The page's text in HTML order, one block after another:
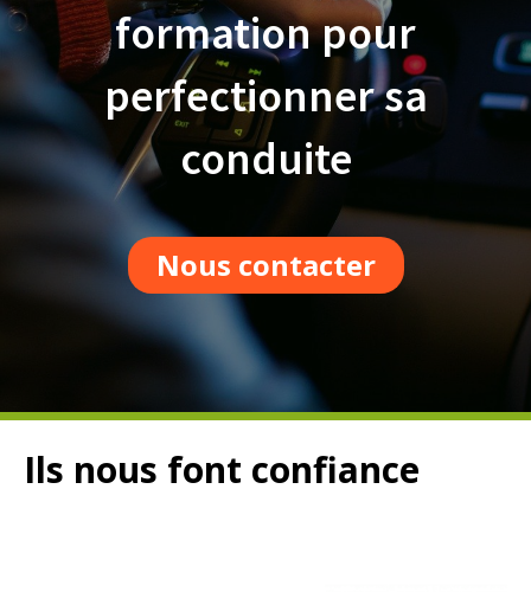
formation pour
perfectionner sa
conduite
Nous contacter
Ils nous font confiance